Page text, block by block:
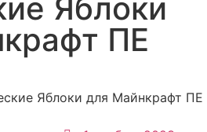
Яблоки
ПЕ